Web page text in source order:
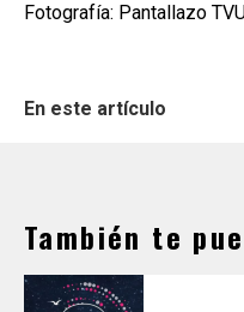
Fotografía: Pantallazo
En este artículo
También te